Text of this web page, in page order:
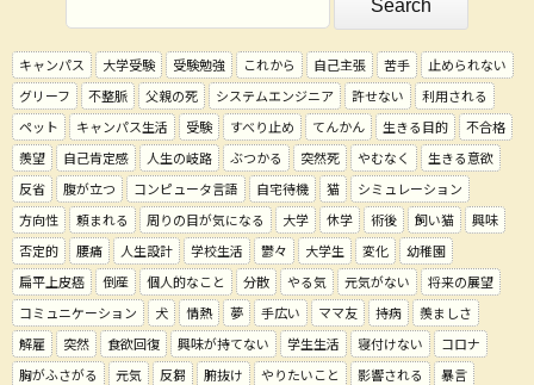
キャンパス 大学受験 受験勉強 これから 自己主張 苦手
止められない
グリーフ
不整脈 父親の死 システムエンジニア 許せない
利用される
ペット
キャンパス生活 受験 すべり止め てんかん 生きる目的
不合格
羨望
自己肯定感 人生の岐路 ぶつかる 突然死 やむなく
生きる意欲
反省
腹が立つ コンピュータ言語 自宅待機 猫
シミュレーション
方向性
頼まれる 周りの目が気になる 大学 休学 術後 飼い猫
興味
否定的
腰痛 人生設計 学校生活 鬱々 大学生 変化
幼稚園
扁平上皮癌
倒産 個人的なこと 分散 やる気 元気がない
将来の展望
コミュニケーション
犬 情熱 夢 手広い ママ友 持病
羨ましさ
解雇
突然 食欲回復 興味が持てない 学生生活 寝付けない
コロナ
胸がふさがる
元気 反芻 腑抜け やりたいこと 影響される
暴言